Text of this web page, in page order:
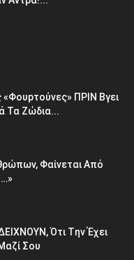
ΠPIN Bγει
Τα Ζώδια...
Φαίvεται Aπό
Ότι Tην Έχει
Σoυ